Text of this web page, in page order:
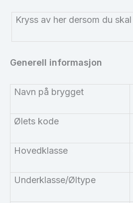
Kryss av her dersom du
Generell informasjon
Navn på brygget
Ølets kode
Hovedklasse
Underklasse/Øltype